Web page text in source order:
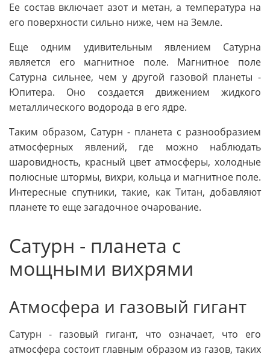
Ее состав включает азот и метан, а температура на
его поверхности сильно ниже, чем на Земле.
Еще одним удивительным явлением Сатурна
является его магнитное поле. Магнитное поле
Сатурна сильнее, чем у другой газовой планеты -
Юпитера. Оно создается движением жидкого
металлического водорода в его ядре.
Таким образом, Сатурн - планета с разнообразием
атмосферных явлений, где можно наблюдать
шаровидность, красный цвет атмосферы, холодные
полюсные штормы, вихри, кольца и магнитное поле.
Интересные спутники, такие, как Титан, добавляют
планете то еще загадочное очарование.
Сатурн - планета с
мощными вихрями
Атмосфера и газовый гигант
Сатурн - газовый гигант, что означает, что его
атмосфера состоит главным образом из газов, таких